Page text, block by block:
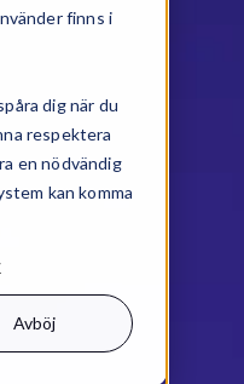
finns i
dig när du
respektera
en nödvändig
kan komma
Avböj